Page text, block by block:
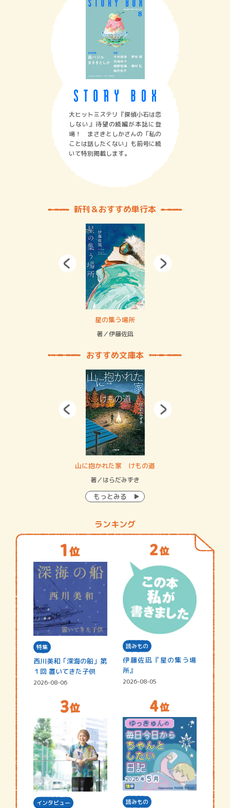
大ヒットミステリ『探偵小石は恋
しない』待望の続編が本誌に登
場！ まさきとしかさんの「私の
ことは話したくない」も前号に続
いて特別掲載します。
新刊＆おすすめ単行本
星の集う場所
著／伊藤佐凪
おすすめ文庫本
山に抱かれた家 けもの道
著／はらだみずき
もっとみる
ランキング
特集
西川美和「深海の船」第
１回 置いてきた子供
2026-08-06
読みもの
伊藤佐凪『星の集う場
所』
2026-08-05
インタビュー 読みもの